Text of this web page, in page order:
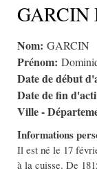
Vous êtes ici
GARCIN
Nom: GARCIN
Prénom:
Date de début
Date de fin
Ville -
Informations
Il est né le 17
à la cuisse. De